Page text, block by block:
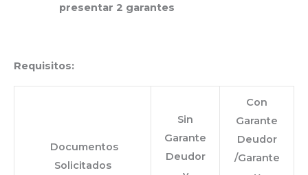
presentar 2 garantes
Requisitos:
Documentos
Solicitados
Sin
Garante
Deudor
Con
Garante
Deudor
/Garante